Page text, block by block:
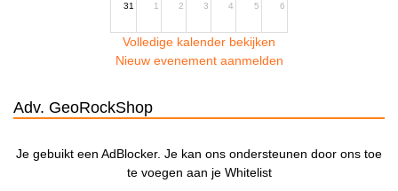
31 1 2 3 4 5 6
Volledige kalender bekijken
Nieuw evenement aanmelden
Adv. GeoRockShop
Je gebuikt een AdBlocker. Je kan ons ondersteunen door ons toe
te voegen aan je Whitelist